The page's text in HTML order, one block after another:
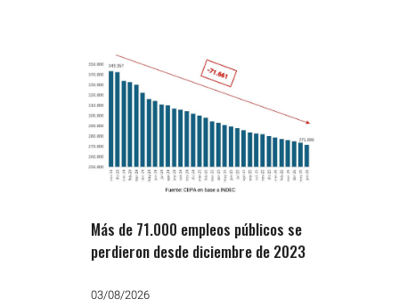
Más de 71.000 empleos públicos se
perdieron desde diciembre de 2023
03/08/2026